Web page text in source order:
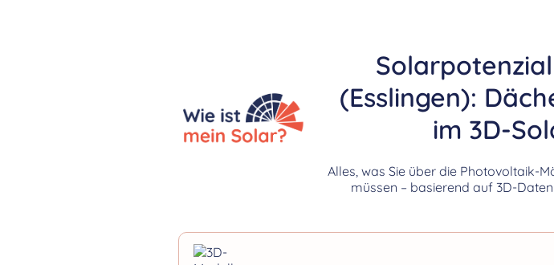
(Esslingen):
im 3D-
Alles, was Sie über die Photovoltaik-
müssen – basierend auf 3D-